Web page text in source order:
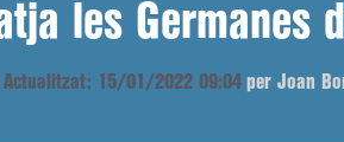
les Germanes
Actualitzat: 15/01/2022 09:04 per Joan